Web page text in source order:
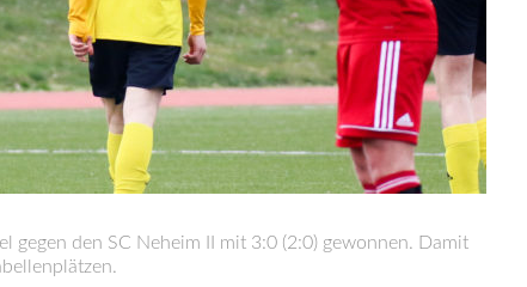
gegen den SC Neheim II mit 3:0 (2:0) gewonnen. Damit